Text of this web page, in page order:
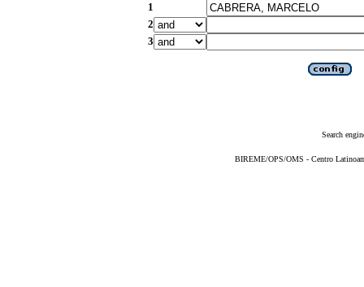
1
2
3
Search
BIREME/OPS/OMS - Centro